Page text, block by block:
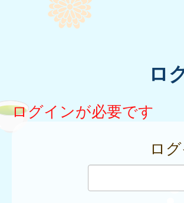
ロ
ログインが必要です
ロ